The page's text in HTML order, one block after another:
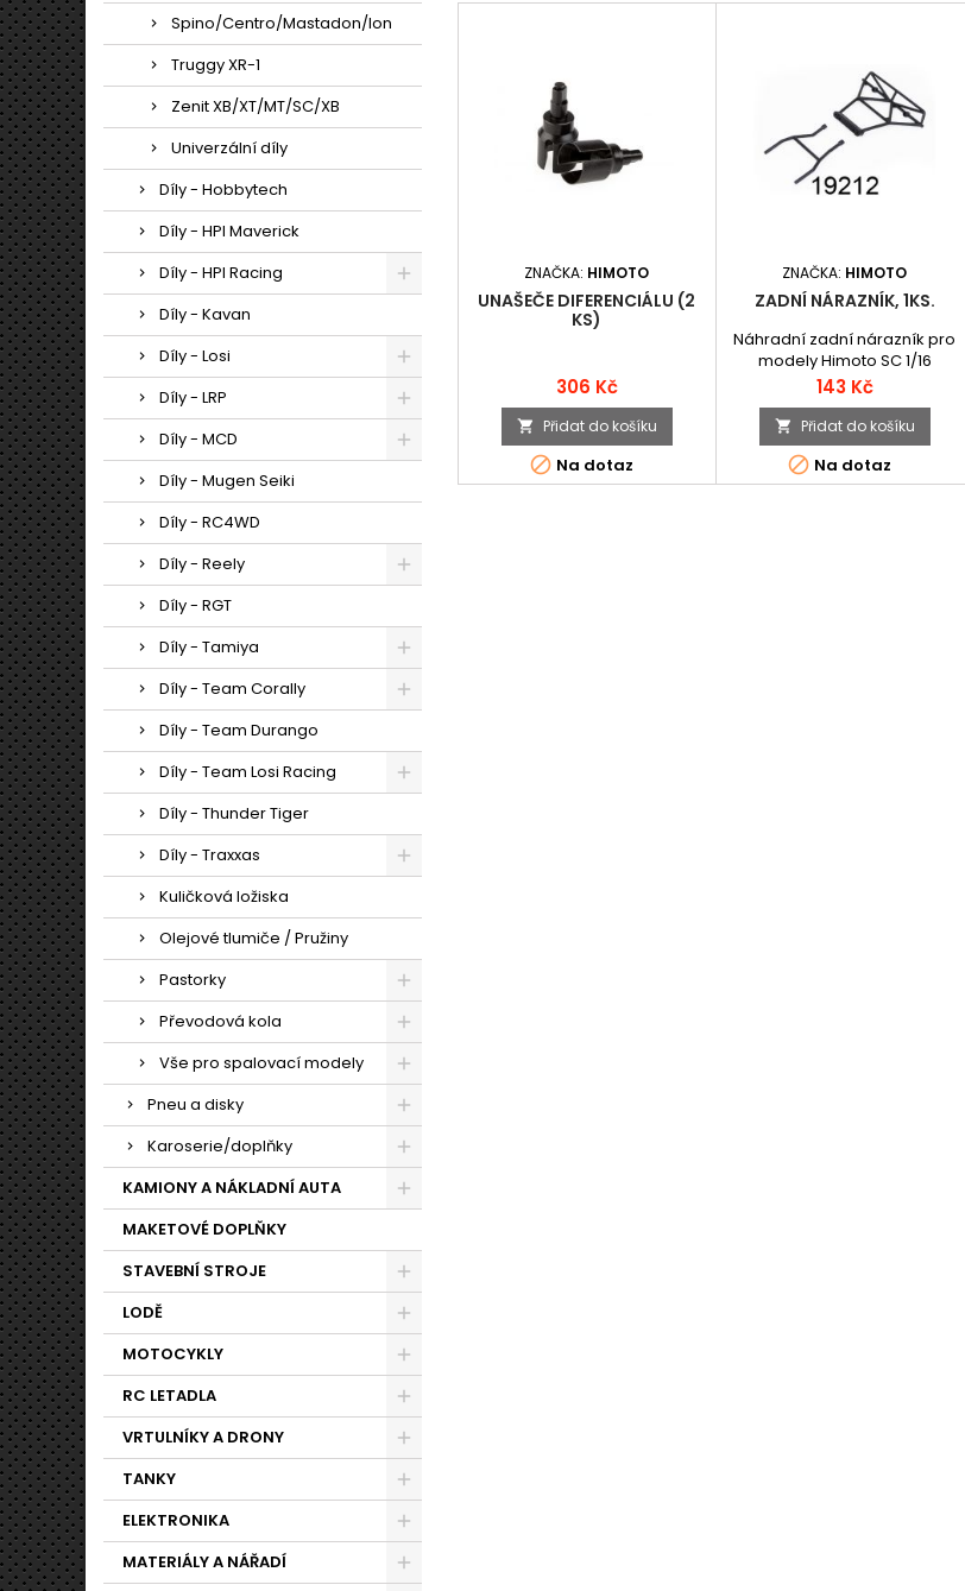
Spino/Centro/Mastadon/Ion
Truggy XR-1
Zenit XB/XT/MT/SC/XB
Univerzální díly
Díly - Hobbytech
Díly - HPI Maverick
Díly - HPI Racing
Díly - Kavan
Díly - Losi
Díly - LRP
Díly - MCD
Díly - Mugen Seiki
Díly - RC4WD
Díly - Reely
Díly - RGT
Díly - Tamiya
Díly - Team Corally
Díly - Team Durango
Díly - Team Losi Racing
Díly - Thunder Tiger
Díly - Traxxas
Kuličková ložiska
Olejové tlumiče / Pružiny
Pastorky
Převodová kola
Vše pro spalovací modely
Pneu a disky
Karoserie/doplňky
KAMIONY A NÁKLADNÍ AUTA
MAKETOVÉ DOPLŇKY
STAVEBNÍ STROJE
LODĚ
MOTOCYKLY
RC LETADLA
VRTULNÍKY A DRONY
TANKY
ELEKTRONIKA
MATERIÁLY A NÁŘADÍ
ZNAČKA: HIMOTO
UNAŠEČE DIFERENCIÁLU (2
KS)
Cena
306 Kč
 Přidat do košíku
 Na dotaz
ZNAČKA: HIMOTO
ZADNÍ NÁRAZNÍK, 1KS.
Náhradní zadní nárazník pro
modely Himoto SC 1/16
Cena
143 Kč
 Přidat do košíku
 Na dotaz